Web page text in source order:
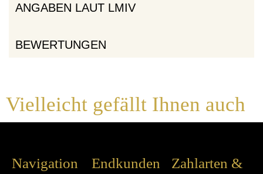
ANGABEN LAUT LMIV
BEWERTUNGEN
Vielleicht gefällt Ihnen auch
Navigation Endkunden
Zahlarten &